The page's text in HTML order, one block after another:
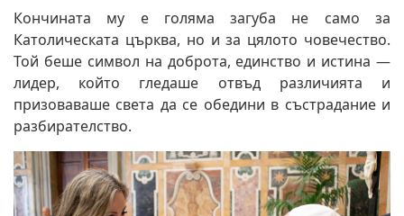
Кончината му е голяма загуба не само за
Католическата църква, но и за цялото човечество.
Той беше символ на доброта, единство и истина —
лидер, който гледаше отвъд различията и
призоваваше света да се обедини в състрадание и
разбирателство.